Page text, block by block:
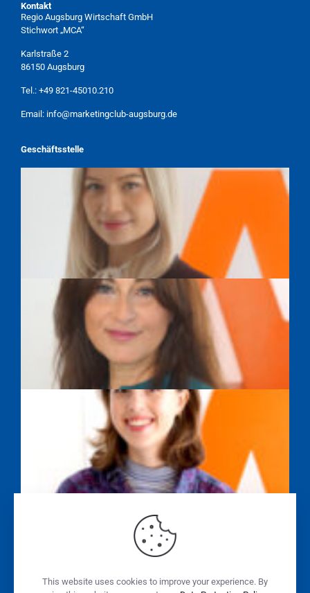
Kontakt
Regio Augsburg Wirtschaft GmbH
Stichwort „MCA“
Karlstraße 2
86150 Augsburg
Tel.: +49 821-45010.210
Email: info@marketingclub-augsburg.de
Geschäftsstelle
TAMARA WEBER
SAYEH FARAHPOUR
ALISSA WASILEWSKI
SABINE SONNENSCHEIN
This website uses cookies to improve your experience. By